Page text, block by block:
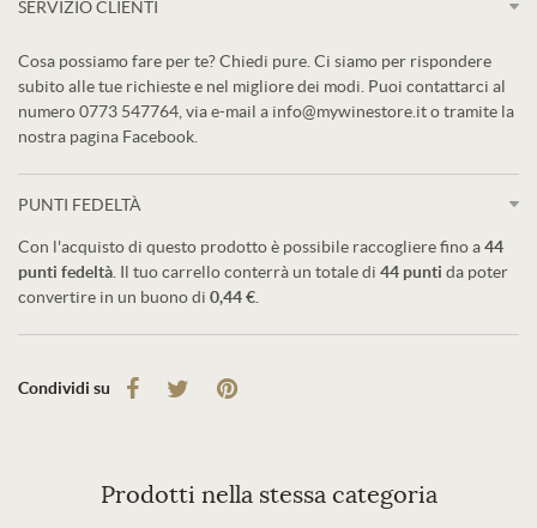
SERVIZIO CLIENTI
Cosa possiamo fare per te? Chiedi pure. Ci siamo per rispondere
subito alle tue richieste e nel migliore dei modi. Puoi contattarci al
numero 0773 547764, via e-mail a info@mywinestore.it o tramite la
nostra pagina Facebook.
PUNTI FEDELTÀ
Con l'acquisto di questo prodotto è possibile raccogliere fino a44
punti fedeltà . Il tuo carrello conterrà un totale di 44 punti da poter
convertire in un buono di 0,44 €
Condividi su
Prodotti nella stessa categoria